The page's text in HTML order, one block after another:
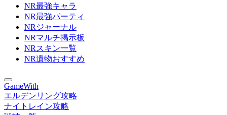
NR最強キャラ
NR最強パーティ
NRジャーナル
NRマルチ掲示板
NRスキン一覧
NR遺物おすすめ
GameWith
エルデンリング攻略
ナイトレイン攻略